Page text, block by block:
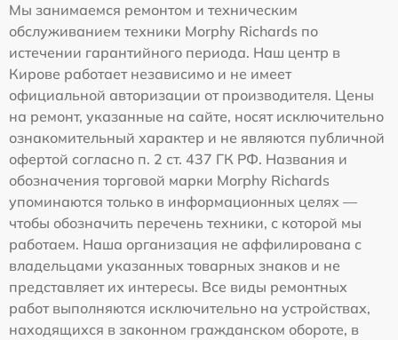
Мы занимаемся ремонтом и техническим
обслуживанием техники Morphy Richards по
истечении гарантийного периода. Наш центр в
Кирове работает независимо и не имеет
официальной авторизации от производителя. Цены
на ремонт, указанные на сайте, носят исключительно
ознакомительный характер и не являются публичной
офертой согласно п. 2 ст. 437 ГК РФ. Названия и
обозначения торговой марки Morphy Richards
упоминаются только в информационных целях —
чтобы обозначить перечень техники, с которой мы
работаем. Наша организация не аффилирована с
владельцами указанных товарных знаков и не
представляет их интересы. Все виды ремонтных
работ выполняются исключительно на устройствах,
находящихся в законном гражданском обороте, в